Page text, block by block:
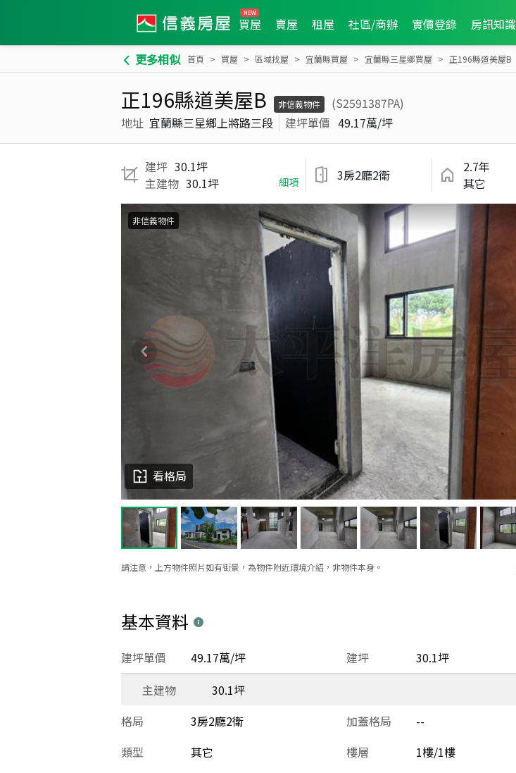
買屋 賣屋 租屋 社區/商辦 實價登錄 房訊知識
更多相似 首頁 買屋 區域找屋 宜蘭縣買屋 宜蘭縣三星鄉買屋 正196縣道美屋B
正196縣道美屋B 非信義物件
(S2591387PA)
地址 宜蘭縣三星鄉上將路三段 建坪單價 49.17萬/坪
建坪 30.1坪
主建物 30.1坪 細項 3房2廳2衛
2.7年
其它
請注意，上方物件照片如有街景，為物件附近環境介紹，非物件本身。
看格局
非信義物件
基本資料
建坪 30.1坪
建坪單價 49.17萬/坪
主建物
30.1坪
格局
3房2廳2衛 加蓋格局 --
類型
其它 樓層 1樓/1樓